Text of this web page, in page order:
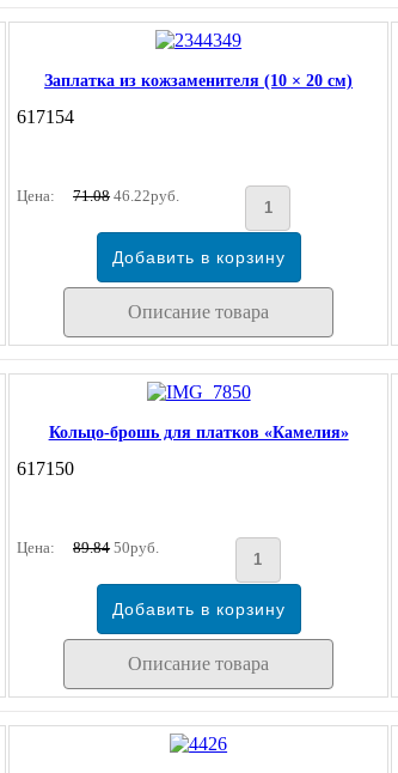
Заплатка из кожзаменителя (10 × 20 см)
617154
Цена: 71.08 46.22руб.
Описание товара
Кольцо-брошь для платков «Камелия»
617150
Цена: 89.84 50руб.
Описание товара